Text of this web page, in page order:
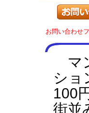
お問い合わせ
マ
ショ
100
街並